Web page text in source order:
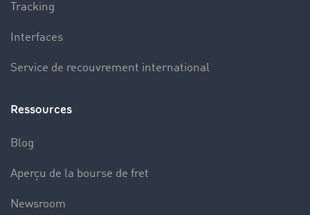
Tracking
Interfaces
Service de recouvrement international
Ressources
Blog
Aperçu de la bourse de fret
Newsroom